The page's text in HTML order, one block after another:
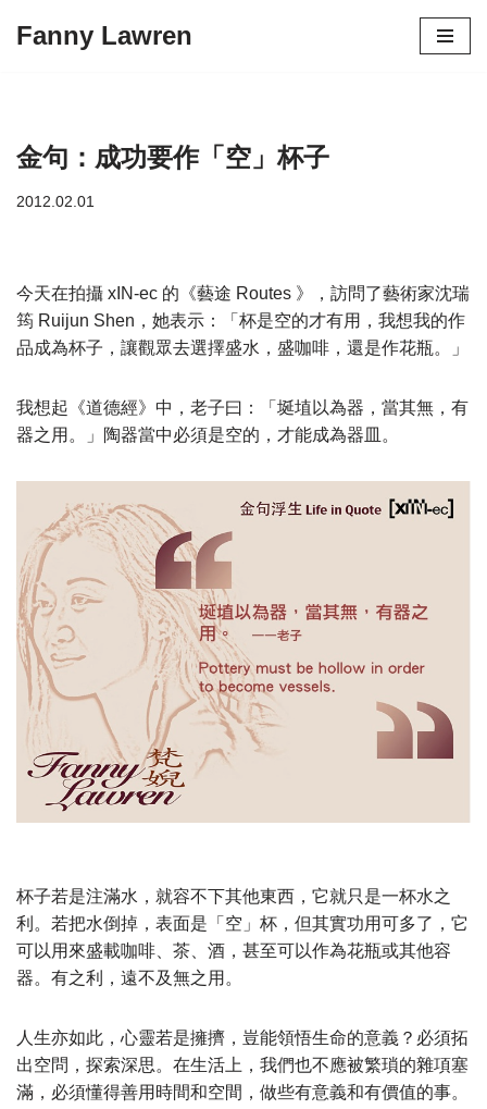
Fanny Lawren
金句：成功要作「空」杯子
2012.02.01
今天在拍攝 xIN-ec 的《藝途 Routes 》，訪問了藝術家沈瑞
筠 Ruijun Shen，她表示：「杯是空的才有用，我想我的作
品成為杯子，讓觀眾去選擇盛水，盛咖啡，還是作花瓶。」
我想起《道德經》中，老子曰：「埏埴以為器，當其無，有
器之用。」陶器當中必須是空的，才能成為器皿。
杯子若是注滿水，就容不下其他東西，它就只是一杯水之
利。若把水倒掉，表面是「空」杯，但其實功用可多了，它
可以用來盛載咖啡、茶、酒，甚至可以作為花瓶或其他容
器。有之利，遠不及無之用。
人生亦如此，心靈若是擁擠，豈能領悟生命的意義？必須拓
出空問，探索深思。在生活上，我們也不應被繁瑣的雜項塞
滿，必須懂得善用時間和空間，做些有意義和有價值的事。